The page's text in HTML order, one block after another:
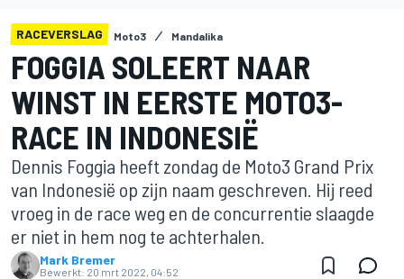
RACEVERSLAG Moto3 Mandalika
FOGGIA SOLEERT NAAR
WINST IN EERSTE MOTO3-
RACE IN INDONESIË
Dennis Foggia heeft zondag de Moto3 Grand Prix
van Indonesië op zijn naam geschreven. Hij reed
vroeg in de race weg en de concurrentie slaagde
er niet in hem nog te achterhalen.
Mark Bremer
Bewerkt: 20 mrt 2022, 04:52